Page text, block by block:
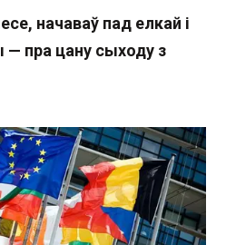
начаваў пад елкай і
— пра цану сыходу з